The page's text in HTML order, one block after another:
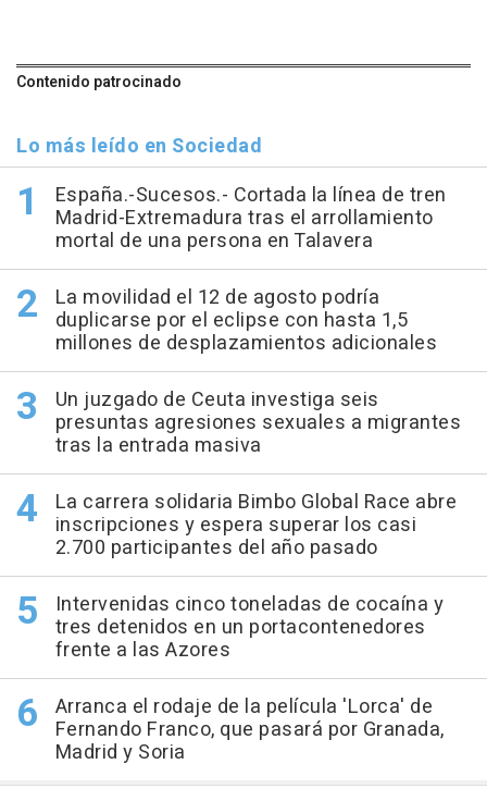
Contenido patrocinado
Lo más leído en Sociedad
España.-Sucesos.- Cortada la línea de tren
Madrid-Extremadura tras el arrollamiento
mortal de una persona en Talavera
La movilidad el 12 de agosto podría
duplicarse por el eclipse con hasta 1,5
millones de desplazamientos adicionales
Un juzgado de Ceuta investiga seis
presuntas agresiones sexuales a migrantes
tras la entrada masiva
La carrera solidaria Bimbo Global Race abre
inscripciones y espera superar los casi
2.700 participantes del año pasado
Intervenidas cinco toneladas de cocaína y
tres detenidos en un portacontenedores
frente a las Azores
Arranca el rodaje de la película 'Lorca' de
Fernando Franco, que pasará por Granada,
Madrid y Soria